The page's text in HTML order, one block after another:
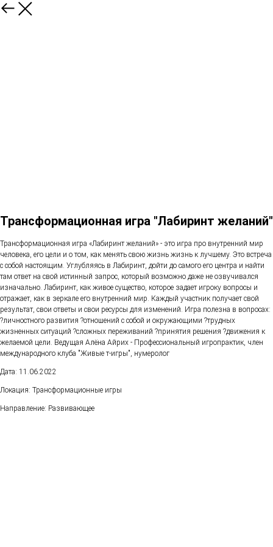
Трансформационная игра "Лабиринт желаний"
Трансформационная игра «Лабиринт желаний» - это игра про внутренний мир
человека, его цели и о том, как менять свою жизнь жизнь к лучшему. Это встреча
с собой настоящим. Углубляясь в Лабиринт, дойти до самого его центра и найти
там ответ на свой истинный запрос, который возможно даже не озвучивался
изначально. Лабиринт, как живое существо, которое задает игроку вопросы и
отражает, как в зеркале его внутренний мир. Каждый участник получает свой
результат, свои ответы и свои ресурсы для изменений. Игра полезна в вопросах:
?личностного развития ?отношений с собой и окружающими ?трудных
жизненных ситуаций ?сложных переживаний ?принятия решения ?движения к
желаемой цели. Ведущая Алёна Айрих - Профессиональный игропрактик, член
международного клуба "Живые т-игры", нумеролог
Дата: 11.06.2022
Локация: Трансформационные игры
Направление: Развивающее